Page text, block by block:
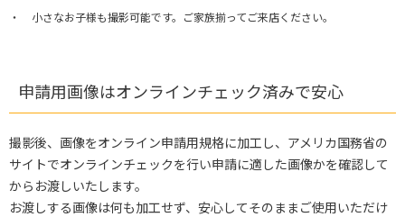
小さなお子様も撮影可能です。ご家族揃ってご来店ください。
申請用画像はオンラインチェック済みで安心
撮影後、画像をオンライン申請用規格に加工し、アメリカ国務省の
サイトでオンラインチェックを行い申請に適した画像かを確認して
からお渡しいたします。
お渡しする画像は何も加工せず、安心してそのままご使用いただけ